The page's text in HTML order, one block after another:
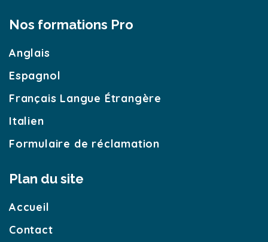
Nos formations Pro
Anglais
Espagnol
Français Langue Étrangère
Italien
Formulaire de réclamation
Plan du site
Accueil
Contact